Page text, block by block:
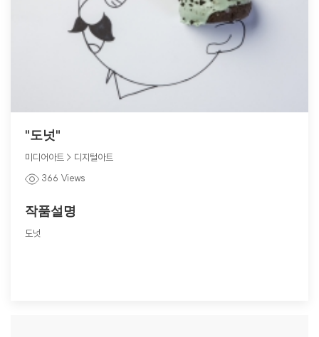
"도넛"
미디어아트 > 디지털아트
366 Views
작품설명
도넛